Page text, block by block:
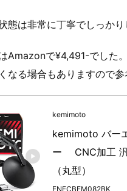
態は非常に丁寧でしっかり
Amazonで¥4,491-でした
なる場合もありますので参
kemimoto
kemimoto バー
ー　 CNC加工
（丸型）
ENFCBEM082BK